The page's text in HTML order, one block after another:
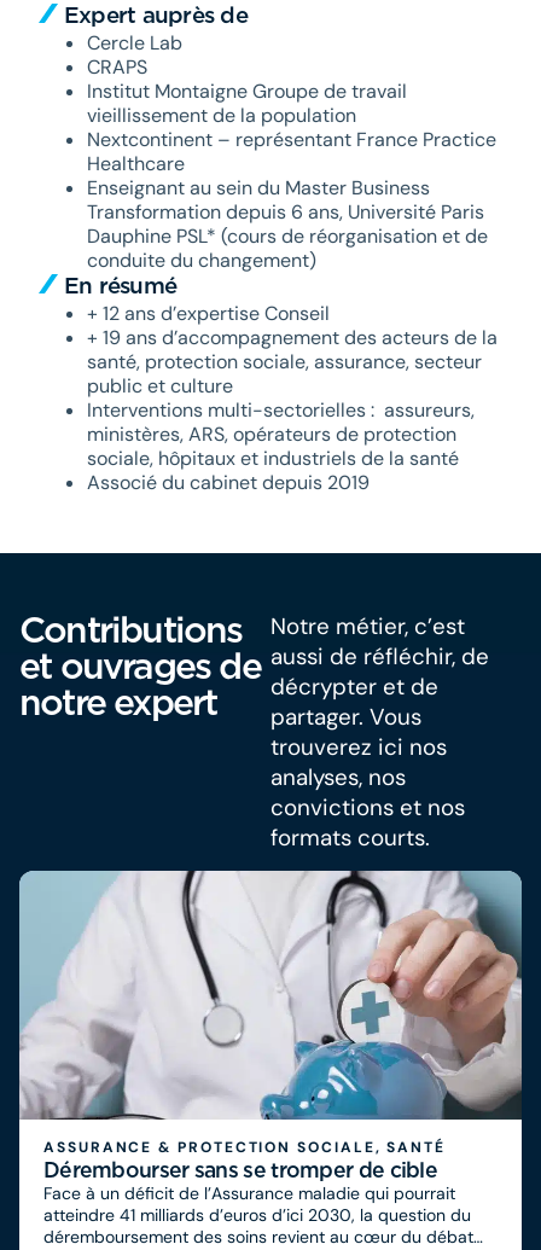
Expert auprès de
Cercle Lab
CRAPS
Institut Montaigne Groupe de travail
vieillissement de la population
Nextcontinent – représentant France Practice
Healthcare
Enseignant au sein du Master Business
Transformation depuis 6 ans, Université Paris
Dauphine PSL* (cours de réorganisation et de
conduite du changement)
En résumé
+ 12 ans d’expertise Conseil
+ 19 ans d’accompagnement des acteurs de la
santé, protection sociale, assurance, secteur
public et culture
Interventions multi-sectorielles : assureurs,
ministères, ARS, opérateurs de protection
sociale, hôpitaux et industriels de la santé
Associé du cabinet depuis 2019
Contributions
et ouvrages de
notre expert
Notre métier, c’est
aussi de réfléchir, de
décrypter et de
partager. Vous
trouverez ici nos
analyses, nos
convictions et nos
formats courts.
ASSURANCE & PROTECTION SOCIALE, SANTÉ
Dérembourser sans se tromper de cible
Face à un déficit de l’Assurance maladie qui pourrait
atteindre 41 milliards d’euros d’ici 2030, la question du
déremboursement des soins revient au cœur du débat